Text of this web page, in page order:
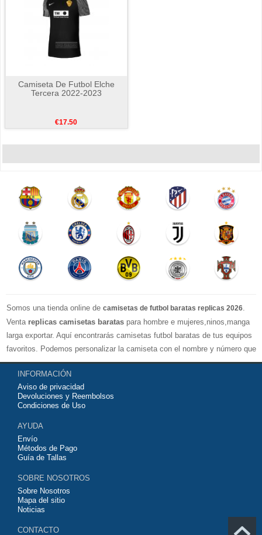
Camiseta De Futbol Elche
Tercera 2022-2023
€17.50
Somos una tienda online de camisetas de futbol baratas replicas 2026
Venta replicas camisetas baratas para hombre e mujeres,ninos,manga
larga exportar. Aquí encontrarás camisetas futbol baratas de tus equipos
favoritos. Podemos personalizar la camiseta con el nombre y número que
quieras. Nuestrascamisetas de futbol replicasson de máxima calidad
tailandesa por lo que estamos convencidos que quedarás muy satisfecho
con ella. Estas camisetas tienen un tejido transpirable por lo que te
servirán para jugar al fútbol o simplemente para animar a tu equipo
contáctanos y haremos lo posible para conseguirtela lo más barata
posible.
INFORMACIÓN
Aviso de privacidad
Devoluciones y Reembolsos
Condiciones de Uso
AYUDA
Envío
Métodos de Pago
Guía de Tallas
SOBRE NOSOTROS
Sobre Nosotros
Mapa del sitio
Noticias
CONTACTO